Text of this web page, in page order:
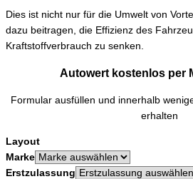
Dies ist nicht nur für die Umwelt von
dazu beitragen, die Effizienz des
Kraftstoffverbrauch zu senken.
Autowert kostenlos per
Formular ausfüllen und innerhalb
erhalten
Layout
Marke
Erstzulassung